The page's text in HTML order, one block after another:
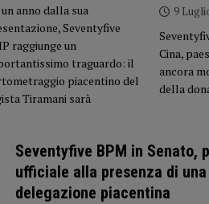
anno dalla sua
Seventyfive
raggiunge un
traguardo: il
piacentino del
Tiramani sarà
9
Cina,
ancora
della
Seventyfive BPM in Senato,
ufficiale alla presenza di
delegazione piacentina